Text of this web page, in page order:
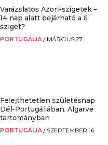
Varázslatos Azori-szigetek –
14 nap alatt bejárható a 6
sziget?
PORTUGÁLIA / MÁRCIUS 27.
Felejthetetlen születésnap
Dél-Portugáliában, Algarve
tartományban
PORTUGÁLIA / SZEPTEMBER 16.